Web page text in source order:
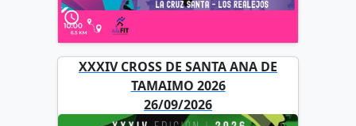
XXXIV CROSS DE SANTA ANA DE
TAMAIMO 2026
26/09/2026